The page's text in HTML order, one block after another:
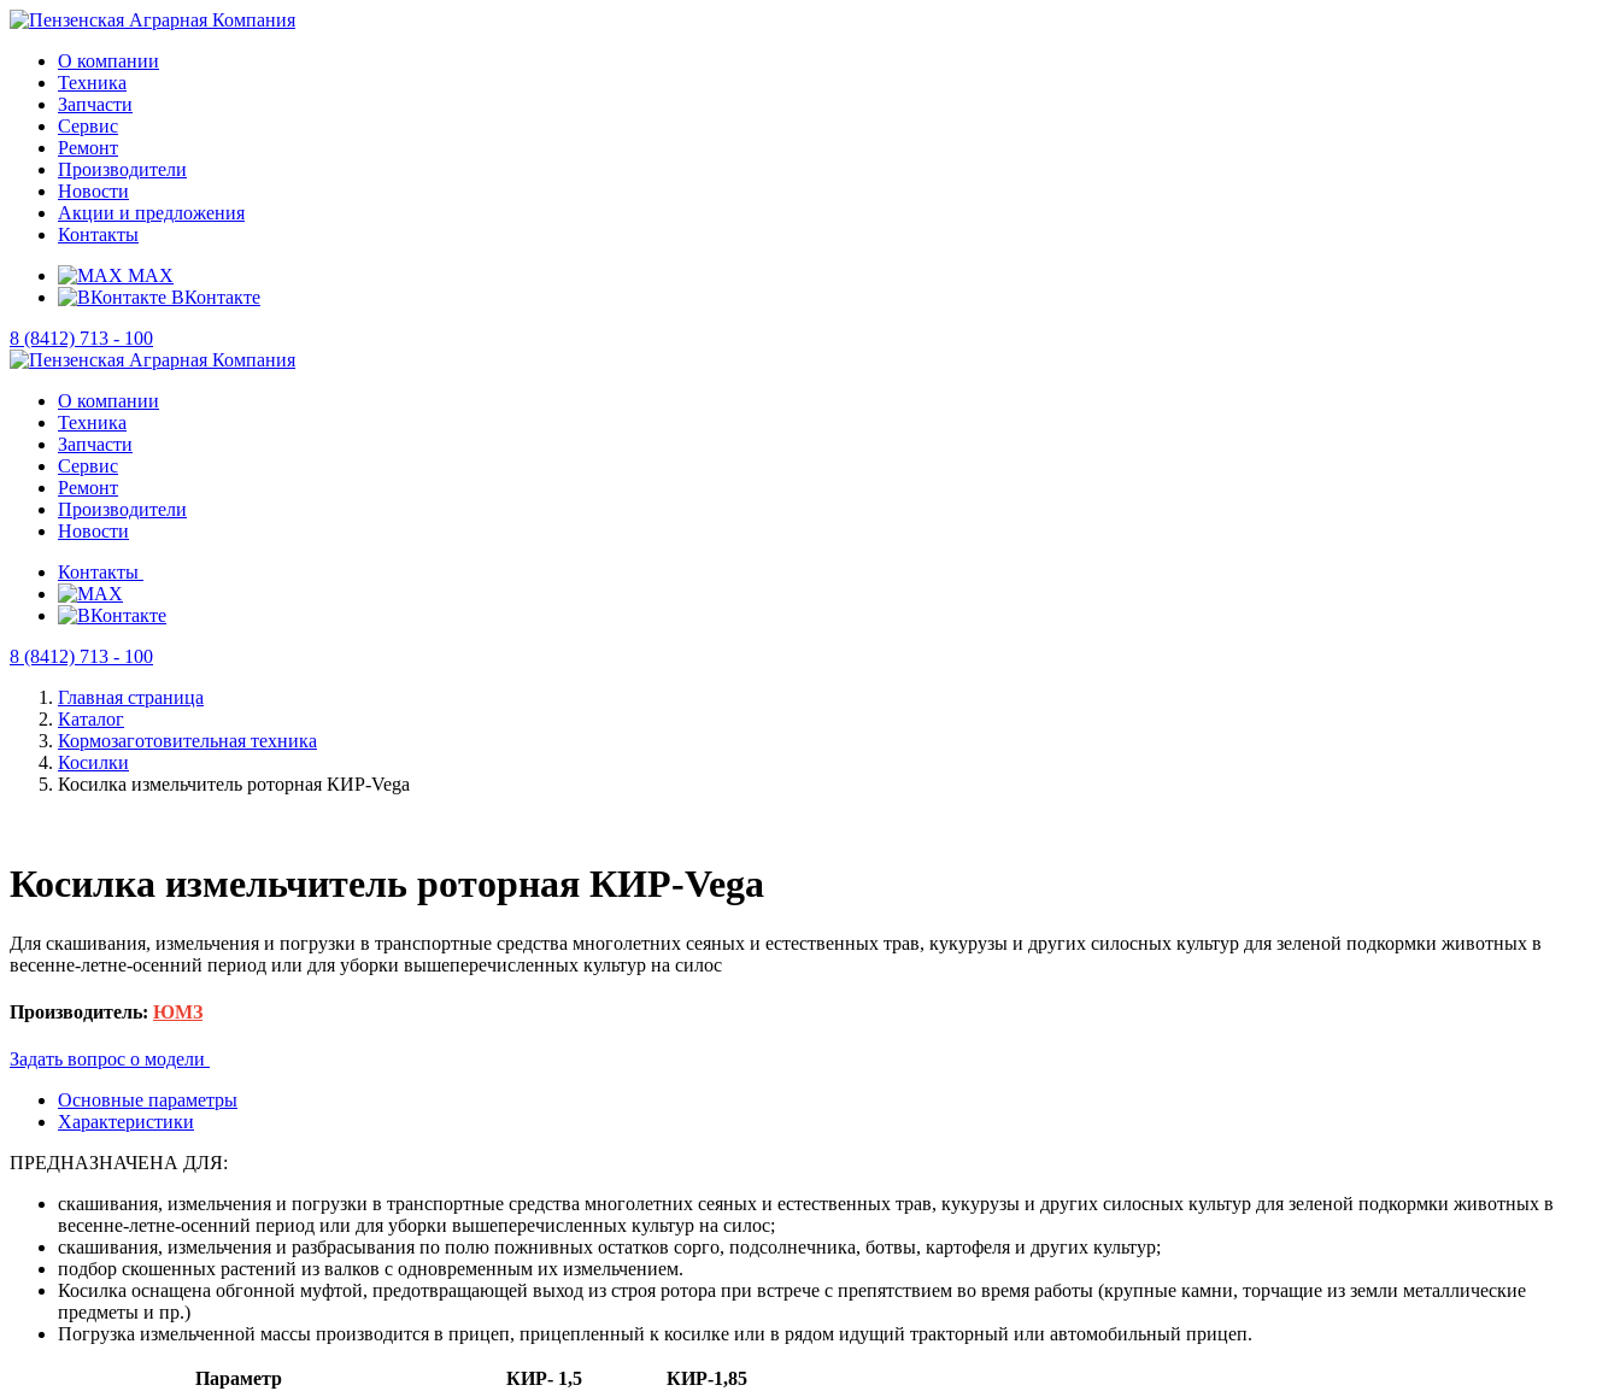
О компании
Техника
Запчасти
Сервис
Ремонт
Производители
Новости
Акции и предложения
Контакты
MAX
ВКонтакте
8 (8412) 713 - 100
О компании
Техника
Запчасти
Сервис
Ремонт
Производители
Новости
Контакты
8 (8412) 713 - 100
Главная страница
Каталог
Кормозаго­товительная техника
Косилки
Косилка измельчитель роторная КИР-Vega
Косилка измельчитель роторная КИР-Vega
Для скашивания, измельчения и погрузки в транспортные средства многолетних сеяных и естественных трав, кукурузы и других силосных культур для зеленой подкормки животных в
весенне-летне-осенний период или для уборки вышеперечисленных культур на силос
Производитель: ЮМЗ
Задать вопрос о модели
Основные параметры
Характеристики
ПРЕДНАЗНАЧЕНА ДЛЯ:
скашивания, измельчения и погрузки в транспортные средства многолетних сеяных и естественных трав, кукурузы и других силосных культур для зеленой подкормки животных в
весенне-летне-осенний период или для уборки вышеперечисленных культур на силос;
скашивания, измельчения и разбрасывания по полю пожнивных остатков сорго, подсолнечника, ботвы, картофеля и других культур;
подбор скошенных растений из валков с одновременным их измельчением.
Косилка оснащена обгонной муфтой, предотвращающей выход из строя ротора при встрече с препятствием во время работы (крупные камни, торчащие из земли металлические
предметы и пр.)
Погрузка измельченной массы производится в прицеп, прицепленный к косилке или в рядом идущий тракторный или автомобильный прицеп.
Параметр КИР- 1,5
КИР-1,85